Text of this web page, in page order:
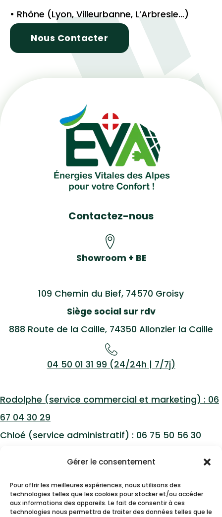
Gérer le consentement
Pour offrir les meilleures expériences, nous utilisons des
technologies telles que les cookies pour stocker et/ou accéder
aux informations des appareils. Le fait de consentir à ces
technologies nous permettra de traiter des données telles que le
• Rhône (Lyon, Villeurbanne, L’Arbresle…)
Nous Contacter
Contactez-nous
Showroom + BE
109 Chemin du Bief, 74570 Groisy
Siège social sur rdv
888 Route de la Caille, 74350 Allonzier la Caille
04 50 01 31 99 (24/24h | 7/7j)
Rodolphe (service commercial et marketing) : 06
67 04 30 29
Chloé (service administratif) : 06 75 50 56 30
contact@eva-74.fr